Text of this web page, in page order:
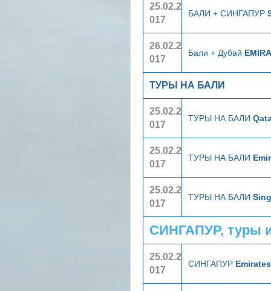
25.02.2
017
БАЛИ + СИНГАПУР
26.02.2
017
Бали + Дубай
ТУРЫ НА БАЛИ
25.02.2
017
ТУРЫ НА БАЛИ
25.02.2
017
ТУРЫ НА БАЛИ
25.02.2
017
ТУРЫ НА БАЛИ
СИНГАПУР, туры
25.02.2
017
СИНГАПУР Emirates